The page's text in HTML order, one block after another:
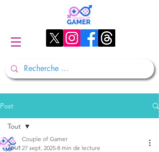
Post
Tout
Tout
Couple of Gamer
27 sept. 2025 8 min de lecture